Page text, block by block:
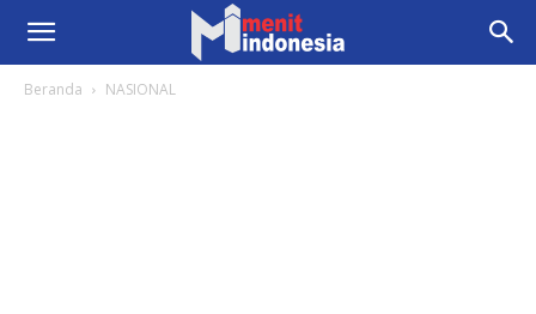
Beranda NASIONAL